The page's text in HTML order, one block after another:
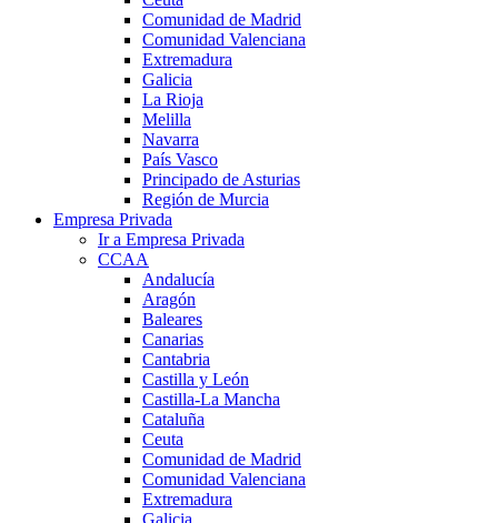
Comunidad de Madrid
Comunidad Valenciana
Extremadura
Galicia
La Rioja
Melilla
Navarra
País Vasco
Principado de Asturias
Región de Murcia
Empresa Privada
Ir a Empresa Privada
CCAA
Andalucía
Aragón
Baleares
Canarias
Cantabria
Castilla y León
Castilla-La Mancha
Cataluña
Ceuta
Comunidad de Madrid
Comunidad Valenciana
Extremadura
Galicia